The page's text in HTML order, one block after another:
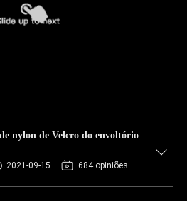
nylon de Velcro do envoltório
2021-09-15 684 opiniões